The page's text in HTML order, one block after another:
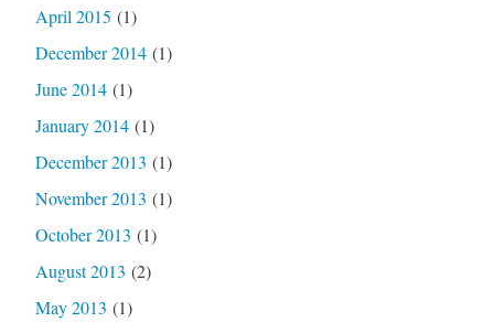
April 2015 (1)
December 2014(1)
June 2014(1)
January 2014(1)
December 2013 (1)
November 2013 (1)
October 2013 (1)
August 2013 (2)
May 2013 (1)